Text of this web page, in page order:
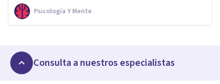
Psicología Y Mente
Consulta a nuestros especialistas